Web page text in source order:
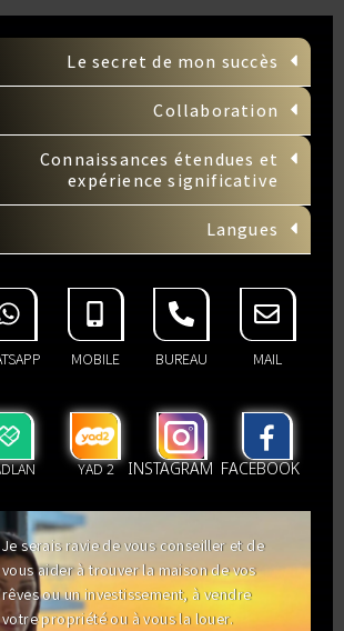
Le secret de mon succès
Collaboration
Connaissances étendues et
expérience significative
Langues
MAIL
BUREAU
MOBILE
FACEBOOK
INSTAGRAM
YAD 2
Je serais ravie de vous conseiller et de
vous aider à trouver la maison de vos
rêves ou un investissement, à vendre
votre propriété ou à vous la louer.